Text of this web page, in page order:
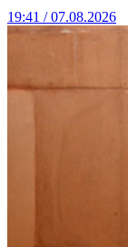
19:41 / 07.08.2026